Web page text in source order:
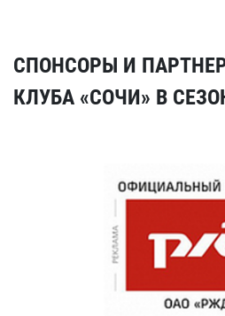
СПОНСОРЫ И
КЛУБА «СОЧИ» В